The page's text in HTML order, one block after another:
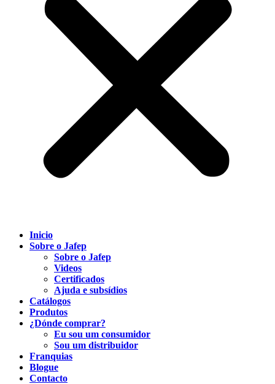
Inicio
Sobre o Jafep
Sobre o Jafep
Videos
Certificados
Ajuda e subsídios
Catálogos
Produtos
¿Dónde comprar?
Eu sou um consumidor
Sou um distribuidor
Franquias
Blogue
Contacto